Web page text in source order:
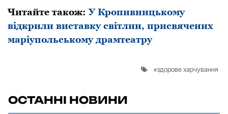
Читайте також:У Кропивницькому
відкрили виставку світлин, присвячених
маріупольському драмтеатру
здорове харчування
ОСТАННІ НОВИНИ